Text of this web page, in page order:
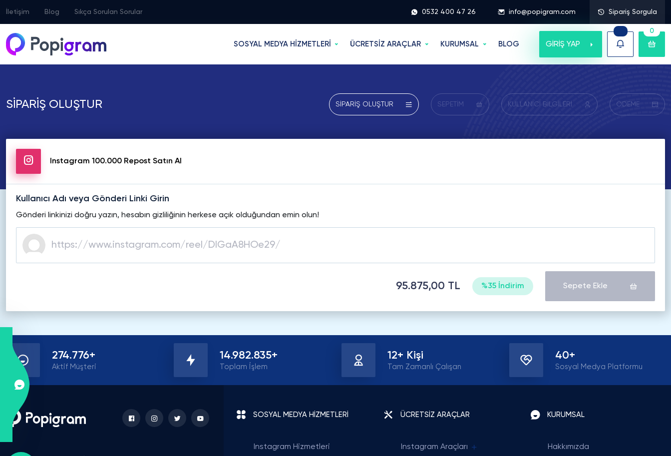
İletişim Blog Sıkça Sorulan Sorular 0532 400 47 26 info@popigram.com Sipariş Sorgula
SOSYAL MEDYA HİZMETLERİ ÜCRETSİZ ARAÇLAR KURUMSAL BLOG GİRİŞ YAP
0
SİPARİŞ OLUŞTUR SİPARİŞ OLUŞTUR SEPETİM KULLANICI BİLGİLERİ ÖDEME
Instagram 100.000 Repost Satın Al
Kullanıcı Adı veya Gönderi Linki Girin
Gönderi linkinizi doğru yazın, hesabın gizliliğinin herkese açık olduğundan emin olun!
95.875,00 TL %35 İndirim Sepete Ekle
274.776+
Aktif Müşteri
14.982.835+
Toplam İşlem
12+ Kişi
Tam Zamanlı Çalışan
40+
Sosyal Medya Platformu
SOSYAL MEDYA HİZMETLERİ
Instagram Hizmetleri
ÜCRETSİZ ARAÇLAR
Instagram Araçları
KURUMSAL
Hakkımızda